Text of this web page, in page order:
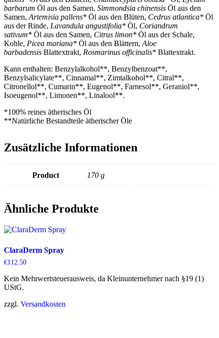
barbarum Öl aus den Samen, Simmondsia chinensis Öl aus den
Samen, Artemisia pallens* Öl aus den Blüten, Cedrus atlantica* Öl
aus der Rinde, Lavandula angustifolia* Öl, Coriandrum
sativum* Öl aus den Samen, Citrus limon* Öl aus der Schale,
Kohle, Picea mariana* Öl aus den Blättern, Aloe
barbadensis Blattextrakt, Rosmarinus officinalis* Blattextrakt.
Kann enthalten: Benzylalkohol**, Benzylbenzoat**,
Benzylsalicylate**, Cinnamal**, Zimtalkohol**, Citral**,
Citronellol**, Cumarin**, Eugenol**, Farnesol**, Geraniol**,
Isoeugenol**, Limonen**, Linalool**.
*100% reines ätherisches Öl
**Natürliche Bestandteile ätherischer Öle
Zusätzliche Informationen
Product 170 g
Ähnliche Produkte
ClaraDerm Spray
€112.50
Kein Mehrwertsteuerausweis, da Kleinunternehmer nach §19 (1)
UStG.
zzgl. Versandkosten